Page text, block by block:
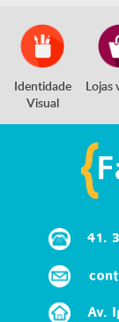
Identidade
Visual
Lojas
41.
Av.